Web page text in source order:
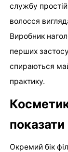
службу
волосся
Виробник
перших
спираються
практику.
показати
Окремий бік